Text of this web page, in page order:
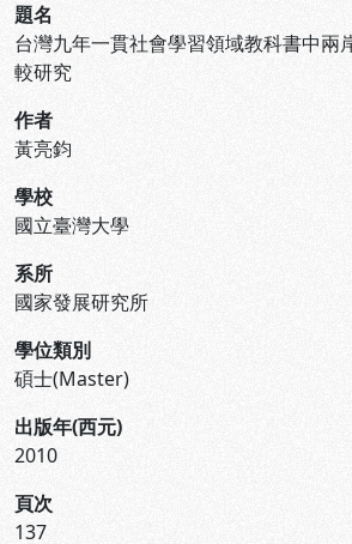
題名
台灣九年一貫社會學習領域教科書中兩
較研究
作者
黃亮鈞
學校
國立臺灣大學
系所
國家發展研究所
學位類別
碩士(Master)
出版年(西元)
2010
頁次
137